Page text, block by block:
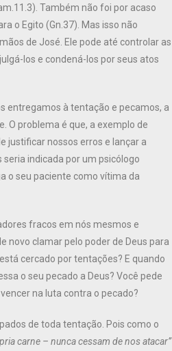
Também não foi por acaso
o Egito (Gn.37). Mas isso não
de José. Ele pode até controlar as
los e condená-los por seus atos
entregamos à tentação e pecamos, a
O problema é que, a exemplo de
justificar nossos erros e lançar a
indicada por um psicólogo
o seu paciente como vítima da
fracos em nós mesmos e
novo clamar pelo poder de Deus para
cercado por tentações? E quando
o seu pecado a Deus? Você pede
na luta contra o pecado?
de toda tentação. Pois como o
carne – nunca cessam de nos atacar”